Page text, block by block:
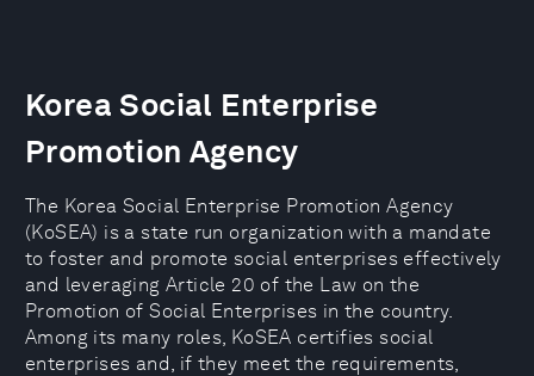
Korea Social Enterprise
Promotion Agency
The Korea Social Enterprise Promotion Agency
(KoSEA) is a state run organization with a mandate
to foster and promote social enterprises effectively
and leveraging Article 20 of the Law on the
Promotion of Social Enterprises in the country.
Among its many roles, KoSEA certifies social
enterprises and, if they meet the requirements,